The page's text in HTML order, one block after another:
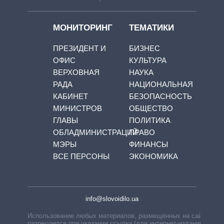
МОНИТОРИНГ
ПРЕЗИДЕНТ И
ОФИС
ВЕРХОВНАЯ
РАДА
КАБИНЕТ
МИНИСТРОВ
ГЛАВЫ
ОБЛАДМИНИСТРАЦИЙ
МЭРЫ
ВСЕ ПЕРСОНЫ
ТЕМАТИКИ
БИЗНЕС
КУЛЬТУРА
НАУКА
НАЦИОНАЛЬНАЯ
БЕЗОПАСНОСТЬ
ОБЩЕСТВО
ПОЛИТИКА
ПРАВО
ФИНАНСЫ
ЭКОНОМИКА
info@slovoidilo.ua
Использование любых материалов, размещённых на сайте,